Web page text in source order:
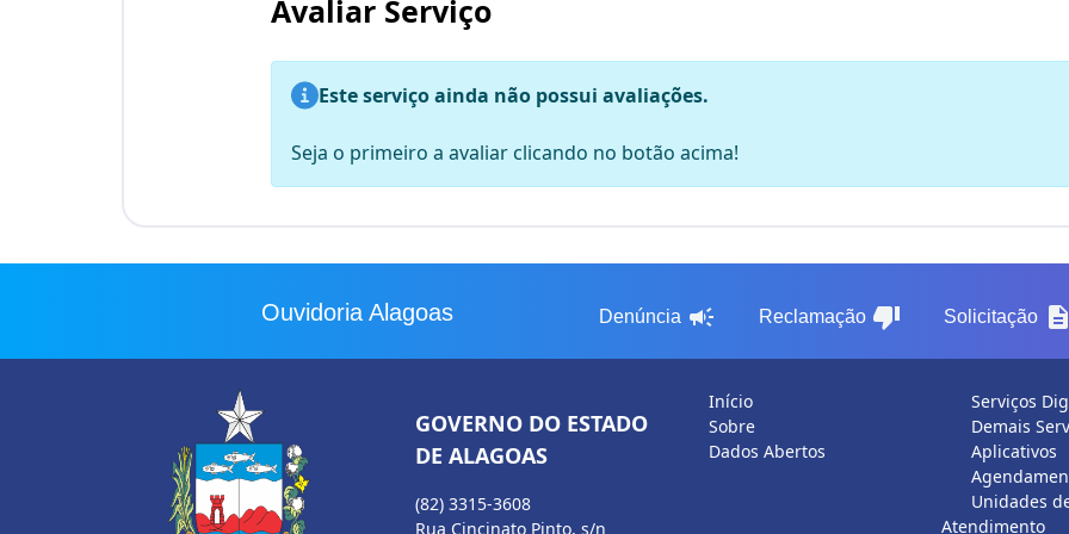
Avaliar Serviço
Este serviço ainda não possui avaliações.
Seja o primeiro a avaliar clicando no botão acima!
Ouvidoria Alagoas Denúncia campaign Reclamação thumb_down Solicitação description
GOVERNO DO ESTADO
DE ALAGOAS
(82) 3315-3608
Rua Cincinato Pinto, s/n
Início
Sobre
Dados Abertos
Serviços
Demais
Aplicativos
Unidades
Atendimento